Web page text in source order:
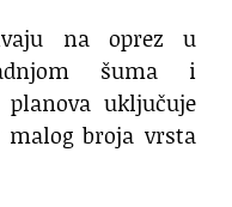
na oprez u
šuma i
uključuje
broja vrsta